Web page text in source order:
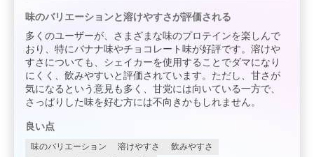
味のバリエーションと溶けやすさが評価される
多くのユーザーが、さまざまな味のプロテインを楽しんで
おり、特にバナナ味やチョコレート味が好評です。溶けや
すさについても、シェイカーを使用することでダマになり
にくく、飲みやすいと評価されています。ただし、甘さが
気になるという意見も多く、甘党には向いている一方で、
さっぱりした味を好む方には不向きかもしれません。
良い点
味のバリエーション 溶けやすさ
飲みやすさ